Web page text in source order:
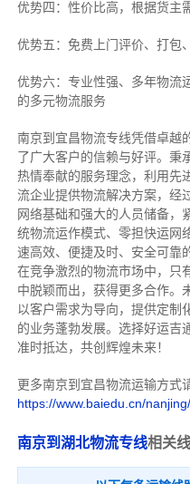
优势四：性价比高，根据货主
优势五：免费上门评价、打包
优势六：专业性强、多年物流
的多元物流服务
南京到宜昌物流专线凭借卓越
了广大客户的信赖与好评。 秉
热情奉献的服务理念，利用先
流企业提供物流解决方案，经
网络基础和强大的人员储备，
统物流运作模式、零担快运网
速高效、便捷及时、安全可靠
在竞争激烈的物流市场中，只
中脱颖而出，获得更多合作。
以客户需求为导向，提供定制
的业务蓬勃发展。选择好运吉
准时抵达，共创辉煌未来！
更多南京到宜昌物流运输方式
https://www.baiedu.cn/nanjing/
南京到湖北物流专线相关